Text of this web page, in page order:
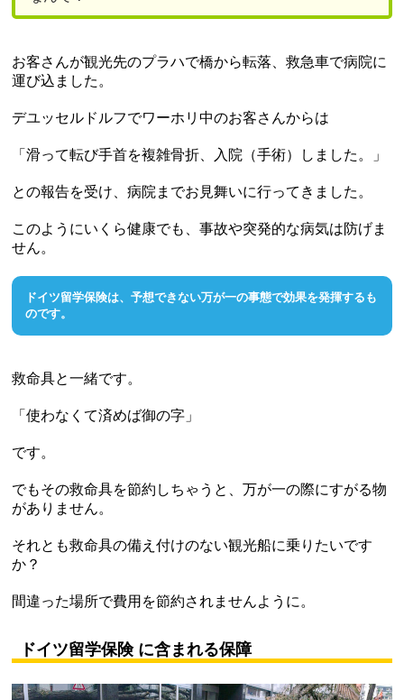
お客さんが観光先のプラハで橋から転落、救急車で病院に
運び込ました。
デユッセルドルフでワーホリ中のお客さんからは
「滑って転び手首を複雑骨折、入院（手術）しました。」
との報告を受け、病院までお見舞いに行ってきました。
このようにいくら健康でも、事故や突発的な病気は防げま
せん。
ドイツ留学保険は、予想できない万が一の事態で効果を発揮するも
のです。
救命具と一緒です。
「使わなくて済めば御の字」
です。
でもその救命具を節約しちゃうと、万が一の際にすがる物
がありません。
それとも救命具の備え付けのない観光船に乗りたいです
か？
間違った場所で費用を節約されませんように。
ドイツ留学保険 に含まれる保障